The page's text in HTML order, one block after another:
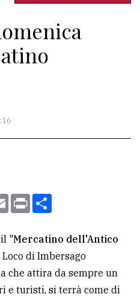
EmailPrint
"Mercatino dell'Antico
di Imbersago
che attira da sempre un
e turisti, si terrà come di